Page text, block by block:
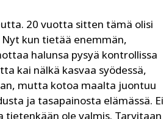
20 vuotta sitten tämä olisi
kun tietää enemmän,
halunsa pysyä kontrollissa
kai nälkä kasvaa syödessä,
mutta kotoa maalta juontuu
ja tasapainosta elämässä. Ei
tietenkään ole valmis. Tarvitaan